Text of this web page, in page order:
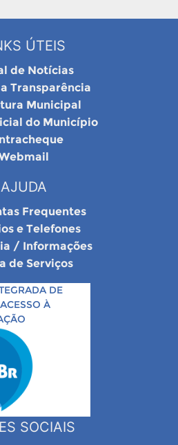
ÚTEIS
de Notícias
Transparência
Municipal
do Município
AJUDA
Frequentes
e Telefones
/ Informações
de Serviços
DE
À
SOCIAIS